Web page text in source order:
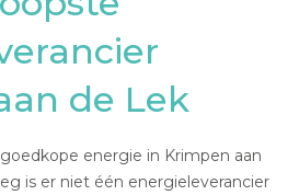
de Lek
energie in Krimpen aan
is er niet één energieleverancier